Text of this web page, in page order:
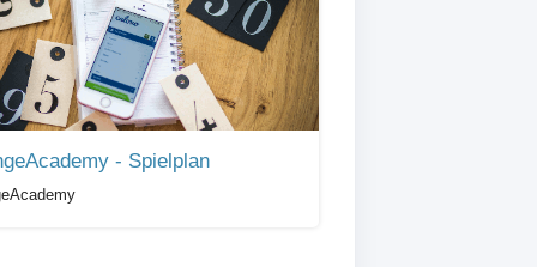
- Spielplan